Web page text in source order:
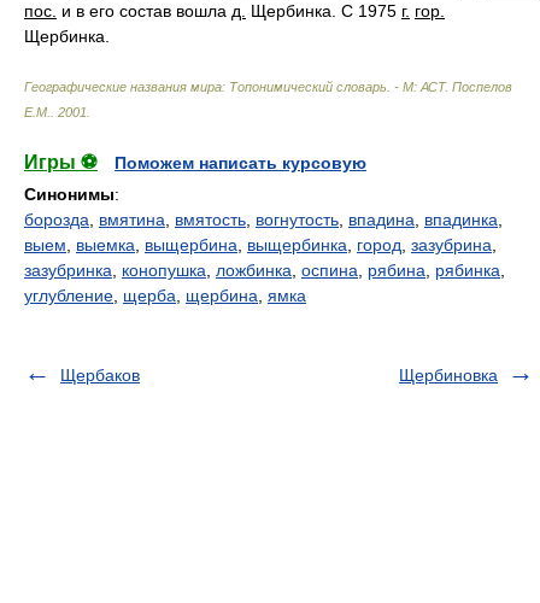
пос. и в его состав вошла д. Щербинка. С 1975 г. гор.
Щербинка.
Географические названия мира: Топонимический словарь. - М: АСТ. Поспелов
Е.М.
2001
Игры ⚽
Поможем написать курсовую
Синонимы:
борозда
вмятина вмятость вогнутость впадина впадинка
выем
выемка выщербина выщербинка город зазубрина
зазубринка
конопушка ложбинка оспина рябина рябинка
углубление щерба щербина ямка
Щербаков Щербиновка